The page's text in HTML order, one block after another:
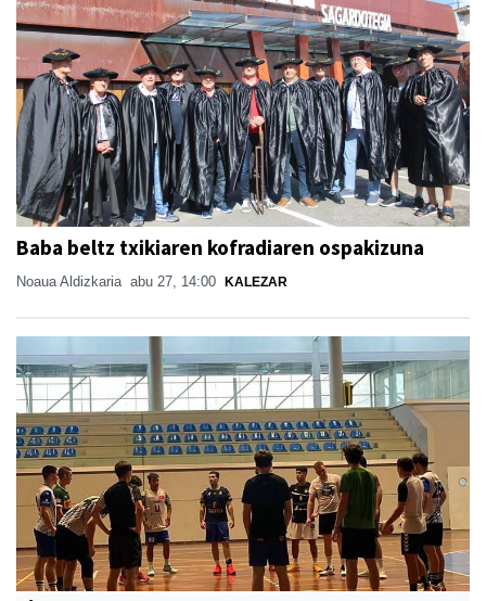
Baba beltz txikiaren kofradiaren ospakizuna
Noaua Aldizkaria abu 27, 14:00 KALEZAR